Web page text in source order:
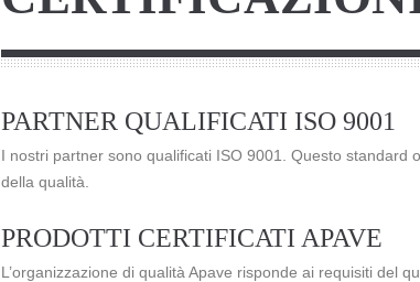
PARTNER QUALIFICATI ISO 9001
I nostri partner sono qualificati ISO 9001. Questo standard
della qualità.
PRODOTTI CERTIFICATI APAVE
L’organizzazione di qualità Apave risponde ai requisiti del